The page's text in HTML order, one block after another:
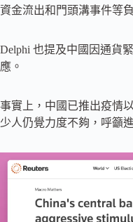
資金流出和門頭溝事件等
Delphi 也提及中國因通貨
應。
事實上，中國已推出疫情
少人仍覺力度不夠，呼籲